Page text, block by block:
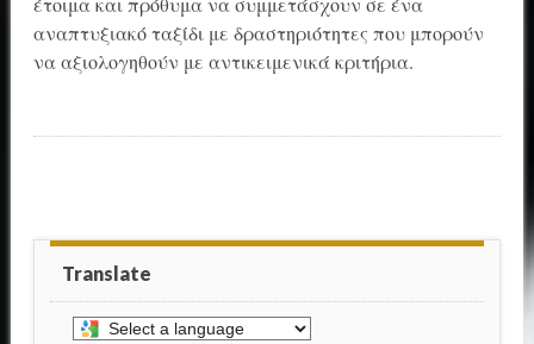
αναπτυξιακό ταξίδι με δραστηριότητες που μπορούν
να αξιολογηθούν με αντικειμενικά κριτήρια.
Translate
Select